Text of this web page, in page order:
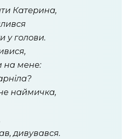
Катерина,
у голови.
на мене:
наймичка,
дивувався.